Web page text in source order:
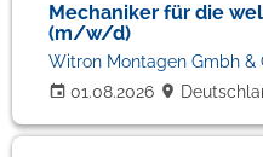
Mechaniker für die
(m/w/d)
01.08.2026
Witron Montagen Gmbh &